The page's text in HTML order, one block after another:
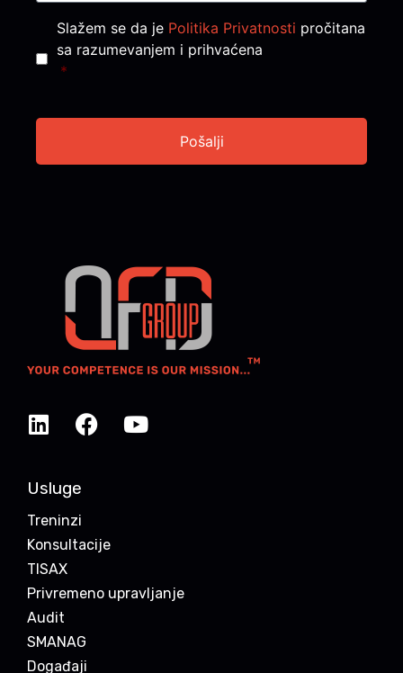
Consent *
Slažem se da je Politika Privatnosti pročitana
sa razumevanjem i prihvaćena
*
Usluge
Treninzi
Konsultacije
TISAX
Privremeno upravljanje
Audit
SMANAG
Događaji